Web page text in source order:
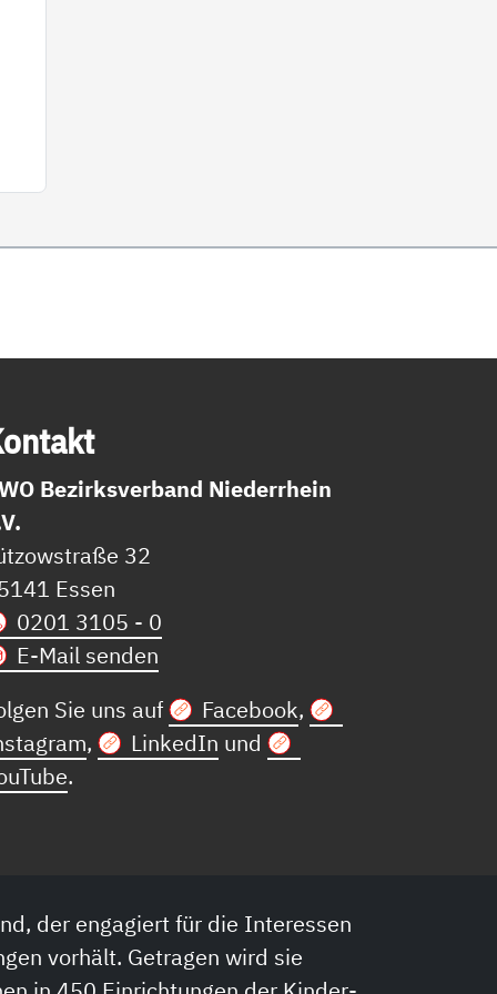
Bezirksverband Niederrhein
32
Essen
0201 3105 - 0
E-Mail senden
Sie uns auf
Facebook,
, LinkedIn und
.
der engagiert für die Interessen
vorhält. Getragen wird sie